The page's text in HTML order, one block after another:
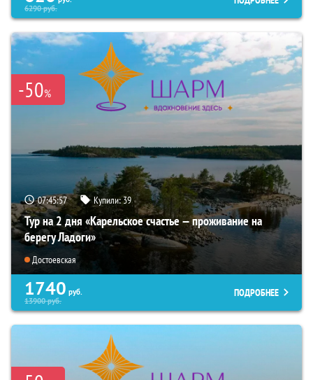
6290руб.
-50%
07:45:55 Купили:39
Тур на 2 дня «Карельское счастье — проживание на
берегу Ладоги»
Достоевская
1740 руб.
13900руб.
ПОДРОБНЕЕ